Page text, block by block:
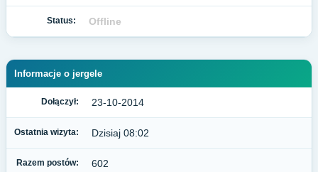
Status: Offline
Informacje o jergele
Dołączył: 23-10-2014
Ostatnia wizyta: Dzisiaj 08:02
Razem postów: 602